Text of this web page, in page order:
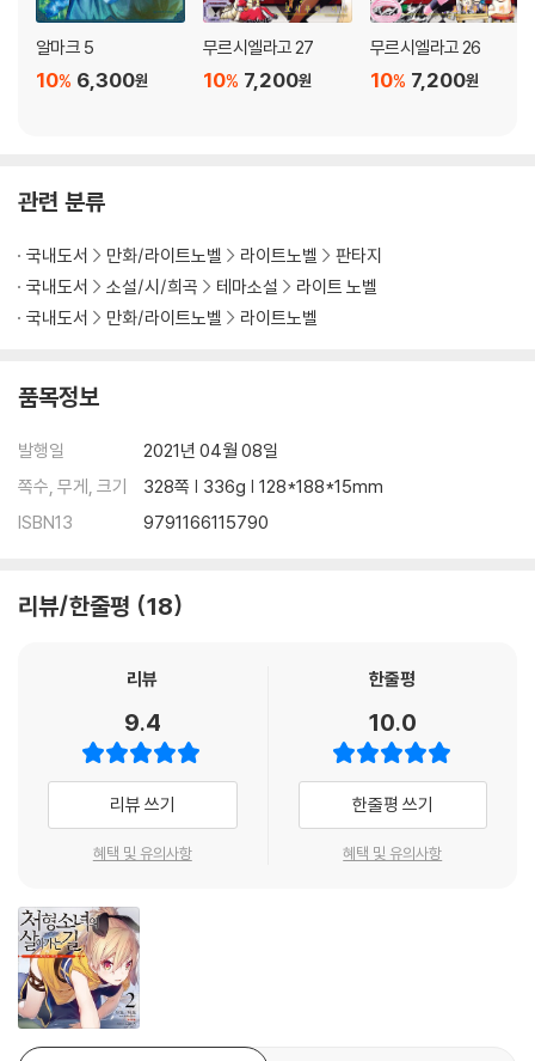
알마크 5
6,300원
10%
무르시엘라고 27
7,200원
10%
무르시엘라고 26
7,200원
10%
관련 분류
국내도서 만화/라이트노벨 라이트노벨
판타지
국내도서
소설/시/희곡 테마소설
라이트 노벨
국내도서
만화/라이트노벨 라이트노벨
품목정보
발행일
2021년 04월 08일
쪽수, 무게, 크기
328쪽 | 336g | 128*188*15mm
ISBN13
9791166115790
리뷰/한줄평 18
리뷰
9.4
리뷰 쓰기
혜택 및 유의사항
한줄평
10.0
한줄평 쓰기
혜택 및 유의사항